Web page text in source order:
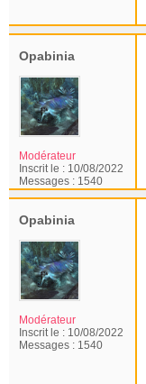
Opabinia
Modérateur
Inscrit le : 10/08/2022
Messages : 1540
Opabinia
Modérateur
Inscrit le : 10/08/2022
Messages : 1540